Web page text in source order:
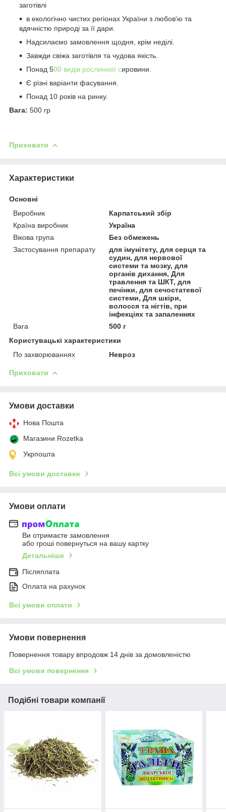
заготівлі
в екологічно чистих регіонах України з любов'ю та
вдячністю природі за її дари.
Надсилаємо замовлення щодня, крім неділі.
Завжди свіжа заготівля та чудова якість.
Понад 500 видів рослинної сировини.
Є різні варіанти фасування.
Понад 10 років на ринку.
Вага: 500 гр
Приховати
Характеристики
Основні
Виробник
Карпатський збір
Країна виробник
Україна
Вікова група
Без обмежень
Застосування препарату
для імунітету, для серця та
судин, для нервової
системи та мозку, для
органів дихання, Для
травлення та ШКТ, для
печінки, для сечостатевої
системи, Для шкіри,
волосся та нігтів, при
інфекціях та запаленнях
Вага
500 г
Користувацькi характеристики
По захворюваннях
Невроз
Приховати
Умови доставки
Нова Пошта
Магазини Rozetka
Укрпошта
Всі умови доставки
Умови оплати
Ви отримаєте замовлення
або гроші повернуться на вашу картку
Детальніше
Післяплата
Оплата на рахунок
Всі умови оплати
Умови повернення
Повернення товару впродовж 14 днів за домовленістю
Всі умови повернення
Подібні товари компанії